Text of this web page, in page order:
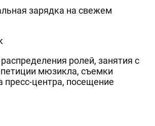
зарядка на свежем
ролей, занятия с
мюзикла, съемки
пресс-центра, посещение